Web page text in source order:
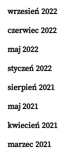
wrzesień 2022
czerwiec 2022
maj 2022
styczeń 2022
sierpień 2021
maj 2021
kwiecień 2021
marzec 2021